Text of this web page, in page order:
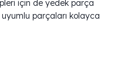
için de yedek parça
parçaları kolayca